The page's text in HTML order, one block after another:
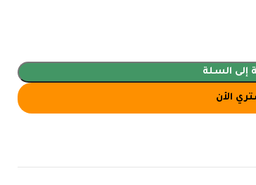
إلى السلة
الأن